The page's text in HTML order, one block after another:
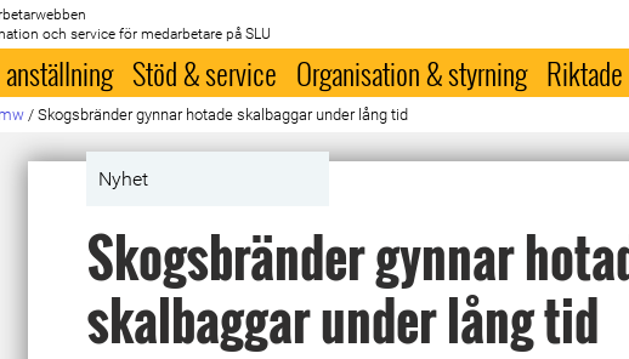
och service för medarbetare på SLU
Stöd & service Organisation & styrning
/ Skogsbränder gynnar hotade skalbaggar under lång tid
Nyhet
Skogsbränder gynnar
skalbaggar under lång tid